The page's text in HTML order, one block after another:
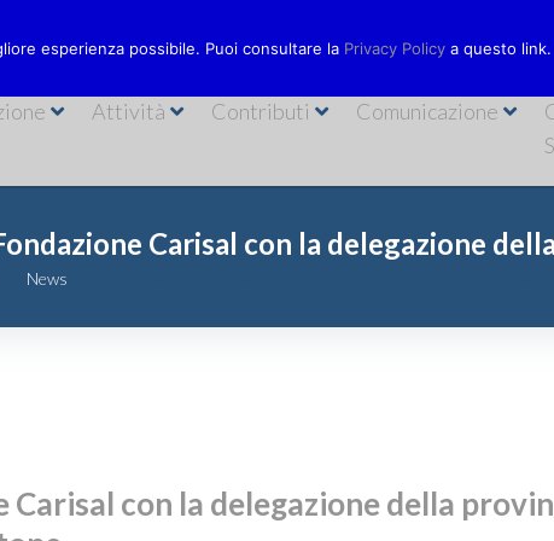
089 230611
Attività Contributi Comunicazione
Carisal con la delegazione
News
Carisal con la delegazione della
esperienza possibile. Puoi consultare la Privacy Policya questo link.